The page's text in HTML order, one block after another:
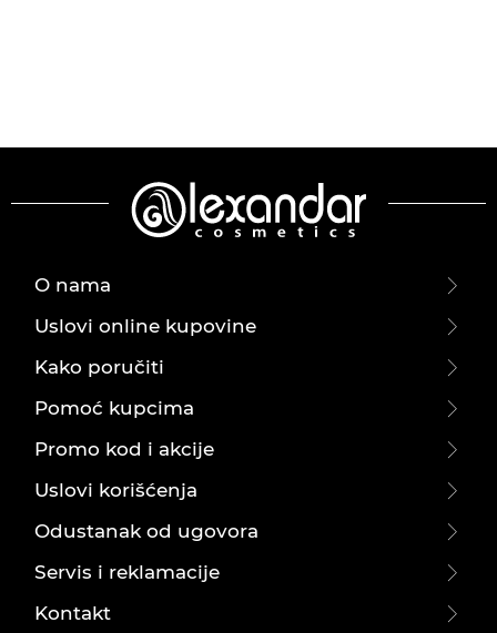
O nama
Uslovi online kupovine
Kako poručiti
Pomoć kupcima
Promo kod i akcije
Uslovi korišćenja
Odustanak od ugovora
Servis i reklamacije
Kontakt